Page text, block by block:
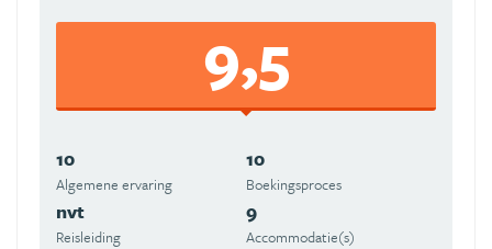
9,5
10
Algemene ervaring
10
Boekingsproces
nvt
Reisleiding
9
Accommodatie(s)